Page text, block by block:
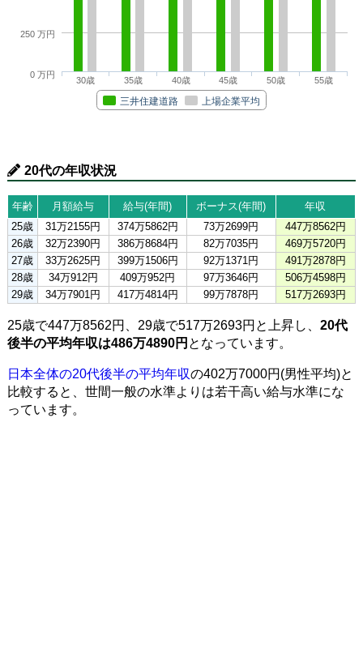
三井住建道路 上場企業平均
30歳 35歳 40歳 45歳 50歳 55歳
0 万円
250 万円
20代の年収状況
年齢 月額給与 給与(年間) ボーナス(年間)
年収
25歳
31万2155円 374万5862円 73万2699円
447万8562円
26歳
32万2390円 386万8684円 82万7035円
469万5720円
27歳
33万2625円 399万1506円 92万1371円
491万2878円
28歳
34万912円 409万952円 97万3646円
506万4598円
29歳
34万7901円 417万4814円 99万7878円 517万2693円
25歳で447万8562円、29歳で517万2693円と上昇し、 20代
後半の平均年収は486万4890円 となっています。
日本全体の20代後半の平均年収の402万7000円(男性平均)と
比較すると、世間一般の水準よりは若干高い給与水準にな
っています。